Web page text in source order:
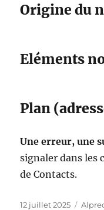
Origine du
Eléments
Plan
Une erreur, une
signaler dans les
de Contacts.
Publié
12 juillet 2025